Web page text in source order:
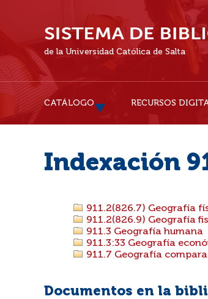
de la Universidad Católica de Salta
CATÁLOGO RECURSOS
Indexación
911.2(826.7) Geografía
911.2(826.9) Geografía
911.3 Geografía humana
911.3:33 Geografía
911.7 Geografía
Documentos en la